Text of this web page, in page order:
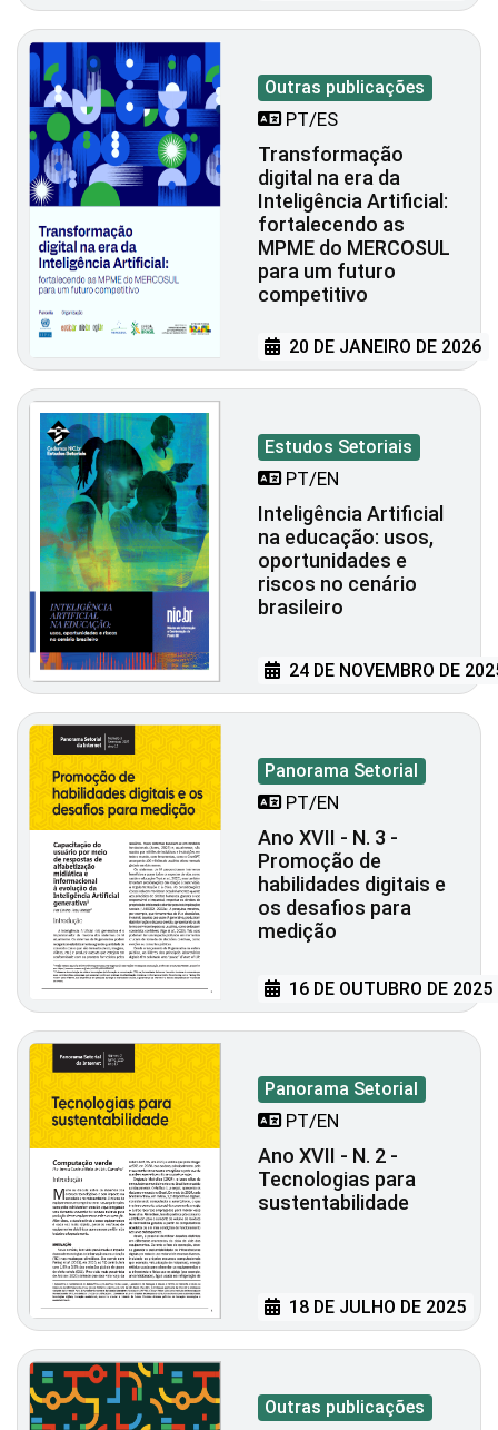
Outras publicações
PT/ES
Transformação
digital na era da
Inteligência Artificial:
fortalecendo as
MPME do MERCOSUL
para um futuro
competitivo
20 DE JANEIRO DE 2026
Estudos Setoriais
PT/EN
Inteligência Artificial
na educação: usos,
oportunidades e
riscos no cenário
brasileiro
24 DE NOVEMBRO DE
Panorama Setorial
PT/EN
Ano XVII - N. 3 -
Promoção de
habilidades digitais e
os desafios para
medição
16 DE OUTUBRO DE 2025
Panorama Setorial
PT/EN
Ano XVII - N. 2 -
Tecnologias para
sustentabilidade
18 DE JULHO DE 2025
Outras publicações